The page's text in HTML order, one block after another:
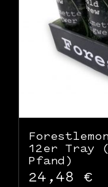
12er Tray
Pfand)
24,48 €